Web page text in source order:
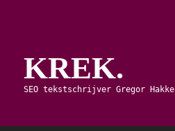
primaire
inhoudKREK.
SEO tekstschrijver Gregor